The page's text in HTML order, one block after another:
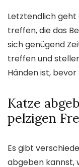
Letztendlich geht
treffen, die das
sich genügend
treffen und
Händen ist, bevor
Katze
pelzigen
Es gibt
abgeben kannst,